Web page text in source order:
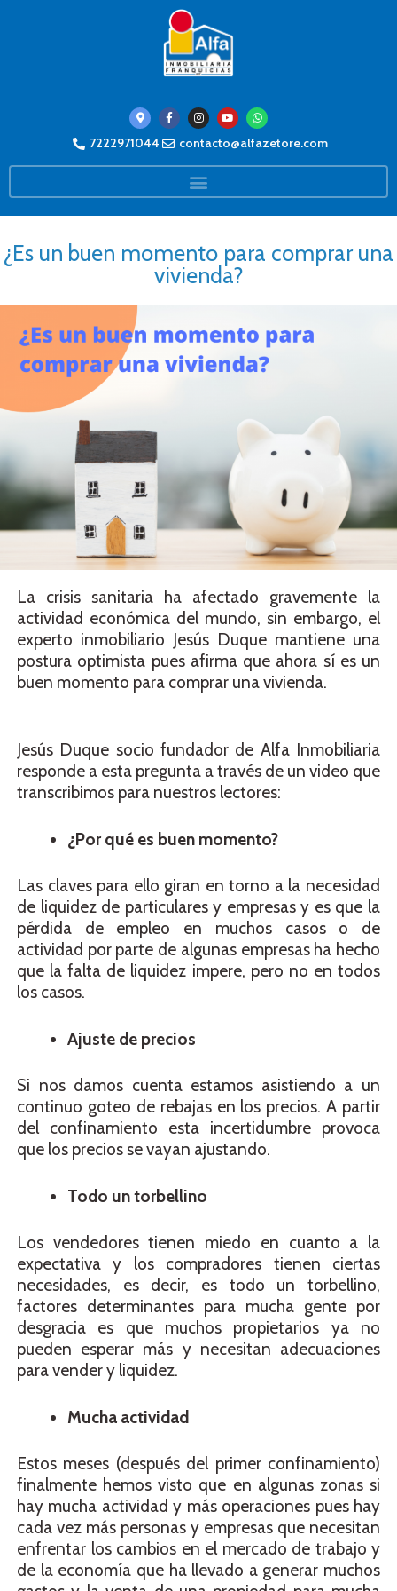
7222971044 contacto@alfazetore.com
¿Es un buen momento para comprar una
vivienda?
La crisis sanitaria ha afectado gravemente la
actividad económica del mundo, sin embargo, el
experto inmobiliario Jesús Duque mantiene una
postura optimista pues afirma que ahora sí es un
buen momento para comprar una vivienda.
Jesús Duque socio fundador de Alfa Inmobiliaria
responde a esta pregunta a través de un video que
transcribimos para nuestros lectores:
¿Por qué es buen momento?
Las claves para ello giran en torno a la necesidad
de liquidez de particulares y empresas y es que la
pérdida de empleo en muchos casos o de
actividad por parte de algunas empresas ha hecho
que la falta de liquidez impere, pero no en todos
los casos.
Ajuste de precios
Si nos damos cuenta estamos asistiendo a un
continuo goteo de rebajas en los precios. A partir
del confinamiento esta incertidumbre provoca
que los precios se vayan ajustando.
Todo un torbellino
Los vendedores tienen miedo en cuanto a la
expectativa y los compradores tienen ciertas
necesidades, es decir, es todo un torbellino,
factores determinantes para mucha gente por
desgracia es que muchos propietarios ya no
pueden esperar más y necesitan adecuaciones
para vender y liquidez.
Mucha actividad
Estos meses (después del primer confinamiento)
finalmente hemos visto que en algunas zonas si
hay mucha actividad y más operaciones pues hay
cada vez más personas y empresas que necesitan
enfrentar los cambios en el mercado de trabajo y
de la economía que ha llevado a generar muchos